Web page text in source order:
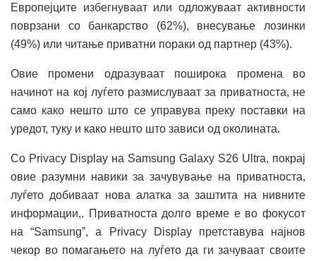
Европејците избегнуваат или одложуваат активности
поврзани со банкарство (62%), внесување лозинки
(49%) или читање приватни пораки од партнер (43%).
Овие промени одразуваат поширока промена во
начинот на кој луѓето размислуваат за приватноста, не
само како нешто што се управува преку поставки на
уредот, туку и како нешто што зависи од околината.
Со Privacy Display на Samsung Galaxy S26 Ultra, покрај
овие разумни навики за зачувување на приватноста,
луѓето добиваат нова алатка за заштита на нивните
информации,. Приватноста долго време е во фокусот
на “Samsung”, а Privacy Display претставува најнов
чекор во помагањето на луѓето да ги зачуваат своите